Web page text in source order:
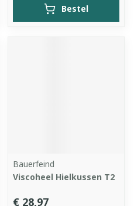
Bestel
Bauerfeind
Viscoheel Hielkussen T2
€ 28,97